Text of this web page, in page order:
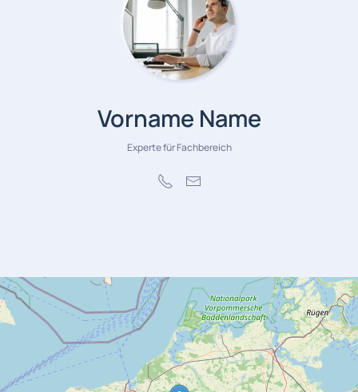
Vorname Name
Experte für Fachbereich